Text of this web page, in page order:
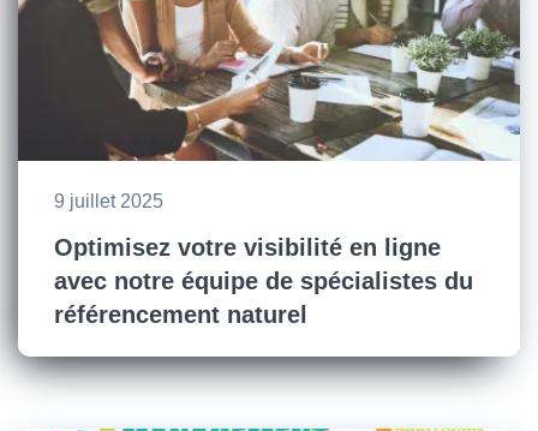
9 juillet 2025
Optimisez votre visibilité en ligne
avec notre équipe de spécialistes du
référencement naturel